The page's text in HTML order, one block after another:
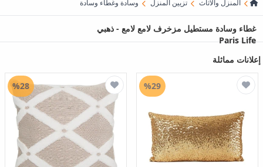
المنزل والأثاث تزيين المنزل وسادة وغطاء وسادة
غطاء وسادة مستطيل مزخرف لامع لامع - ذهبي
Paris Life
إعلانات مماثلة
%29
%28